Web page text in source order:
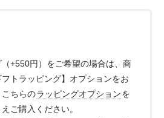
+550円）をご希望の場合は、商
トラッピング】オプションをお
ちらのラッピングオプションを
ご購入ください。